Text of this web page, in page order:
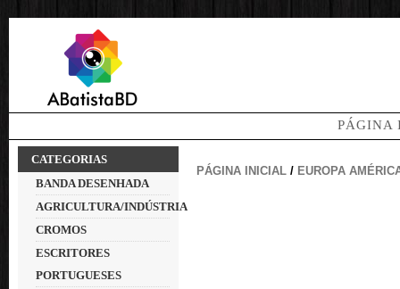
PÁGINA
CATEGORIAS
BANDA DESENHADA
AGRICULTURA/INDÚSTRIA
CROMOS
ESCRITORES
PORTUGUESES
PÁGINA INICIAL / EUROPA